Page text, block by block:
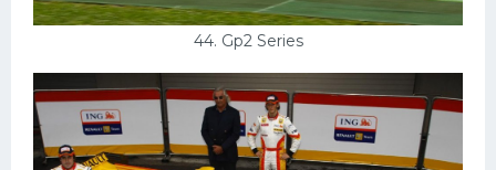
44. Gp2 Series